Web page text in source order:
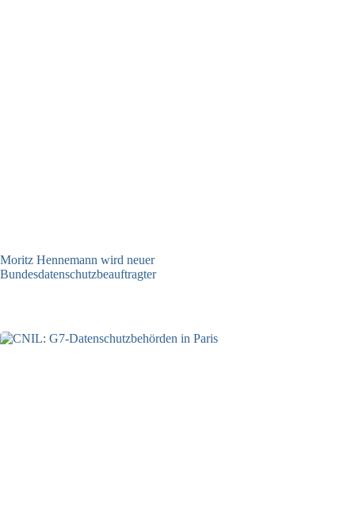
Moritz Hennemann wird neuer
Bundesdatenschutzbeauftragter